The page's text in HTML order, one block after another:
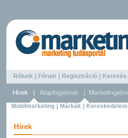
Rólunk Fórum Regisztráció Keresés
Mobilmarketing Márkák Kereskedelem
Hírek